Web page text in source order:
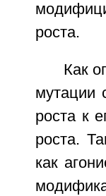
роста.
Как
мутации
роста к
роста.
как